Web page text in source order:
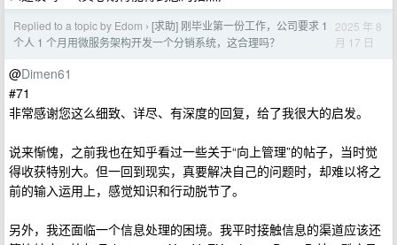
Replied to a topic by Edom › [求助] 刚毕业第一份工作，公司要求 1
个人 1 个月用微服务架构开发一个分销系统，这合理吗？
2025 年 8
月 17 日
@Dimen61
#71
非常感谢您这么细致、详尽、有深度的回复，给了我很大的启发。
说来惭愧，之前我也在知乎看过一些关于“向上管理”的帖子，当时觉
得收获特别大。但一回到现实，真要解决自己的问题时，却难以将之
前的输入运用上，感觉知识和行动脱节了。
另外，我还面临一个信息处理的困境。我平时接触信息的渠道应该还